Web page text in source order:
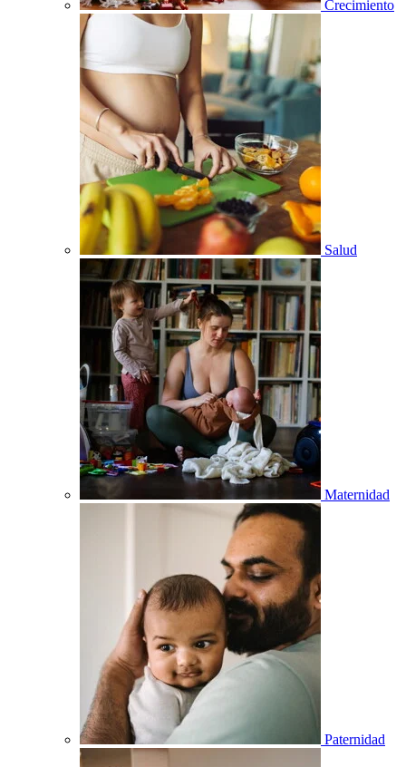
Crecimiento
Salud
Maternidad
Paternidad